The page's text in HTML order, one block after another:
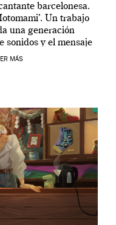
barcelonesa.
Un trabajo
una generación
sonidos y el mensaje
[…]
MÁS